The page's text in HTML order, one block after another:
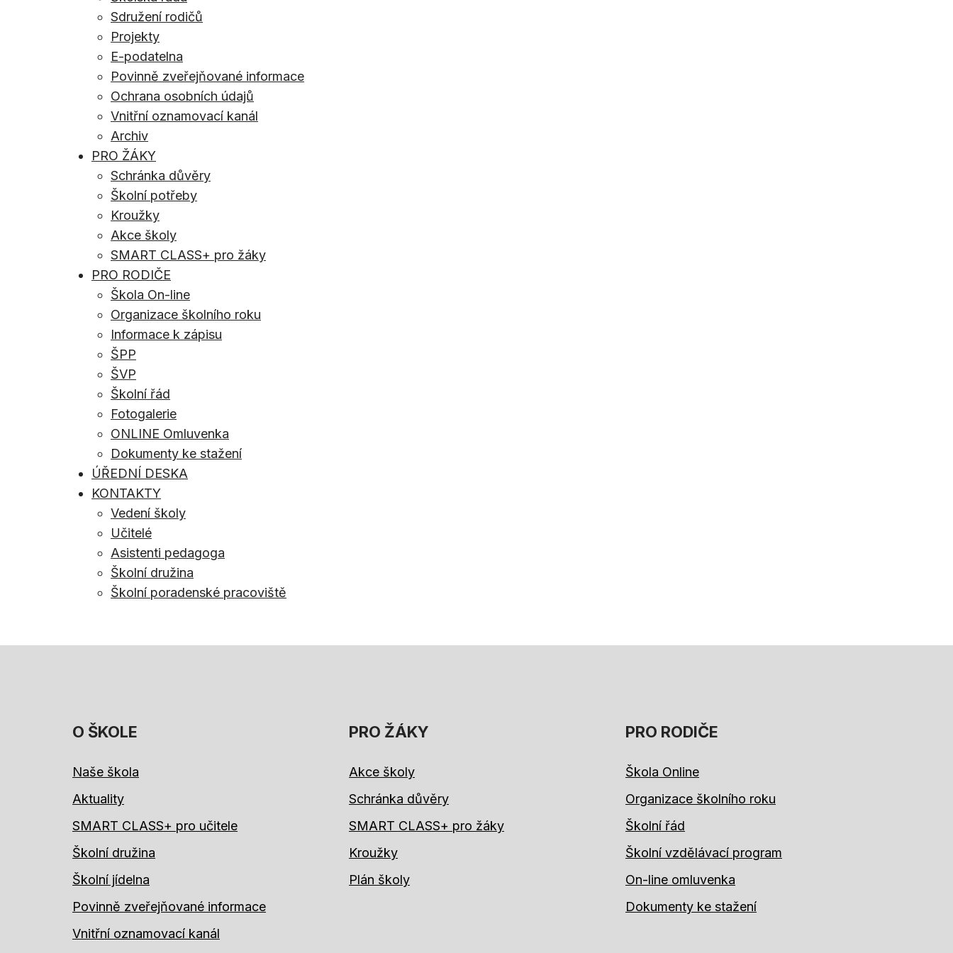
Sdružení rodičů
Projekty
E-podatelna
Povinně zveřejňované informace
Ochrana osobních údajů
Vnitřní oznamovací kanál
Archiv
PRO ŽÁKY
Schránka důvěry
Školní potřeby
Kroužky
Akce školy
SMART CLASS+ pro žáky
PRO RODIČE
Škola On-line
Organizace školního roku
Informace k zápisu
ŠPP
ŠVP
Školní řád
Fotogalerie
ONLINE Omluvenka
Dokumenty ke stažení
ÚŘEDNÍ DESKA
KONTAKTY
Vedení školy
Učitelé
Asistenti pedagoga
Školní družina
Školní poradenské pracoviště
O ŠKOLE
Naše škola
Aktuality
SMART CLASS+ pro učitele
Školní družina
Školní jídelna
Povinně zveřejňované informace
Vnitřní oznamovací kanál
PRO ŽÁKY
Akce školy
Schránka důvěry
SMART CLASS+ pro žáky
Kroužky
Plán školy
PRO RODIČE
Škola Online
Organizace školního roku
Školní řád
Školní vzdělávací program
On-line omluvenka
Dokumenty ke stažení